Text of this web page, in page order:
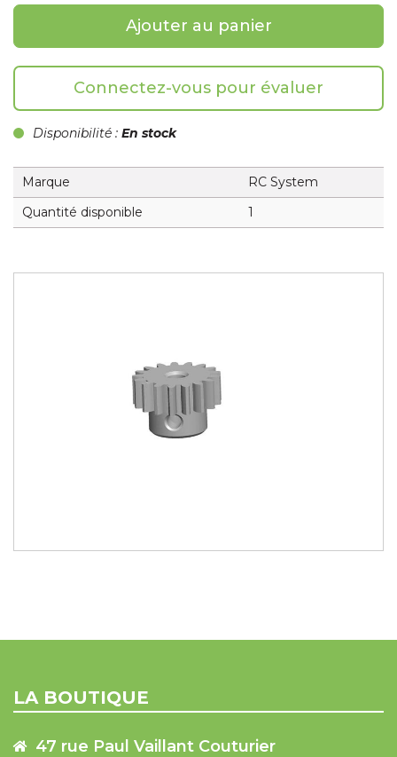
Ajouter au panier
Connectez-vous pour évaluer
Disponibilité : En stock
Marque
RC System
Quantité disponible
1
LA BOUTIQUE
47 rue Paul Vaillant Couturier